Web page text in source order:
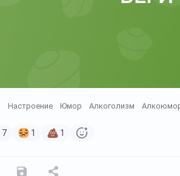
Настроение Юмор Алкоголизм
7 1 1